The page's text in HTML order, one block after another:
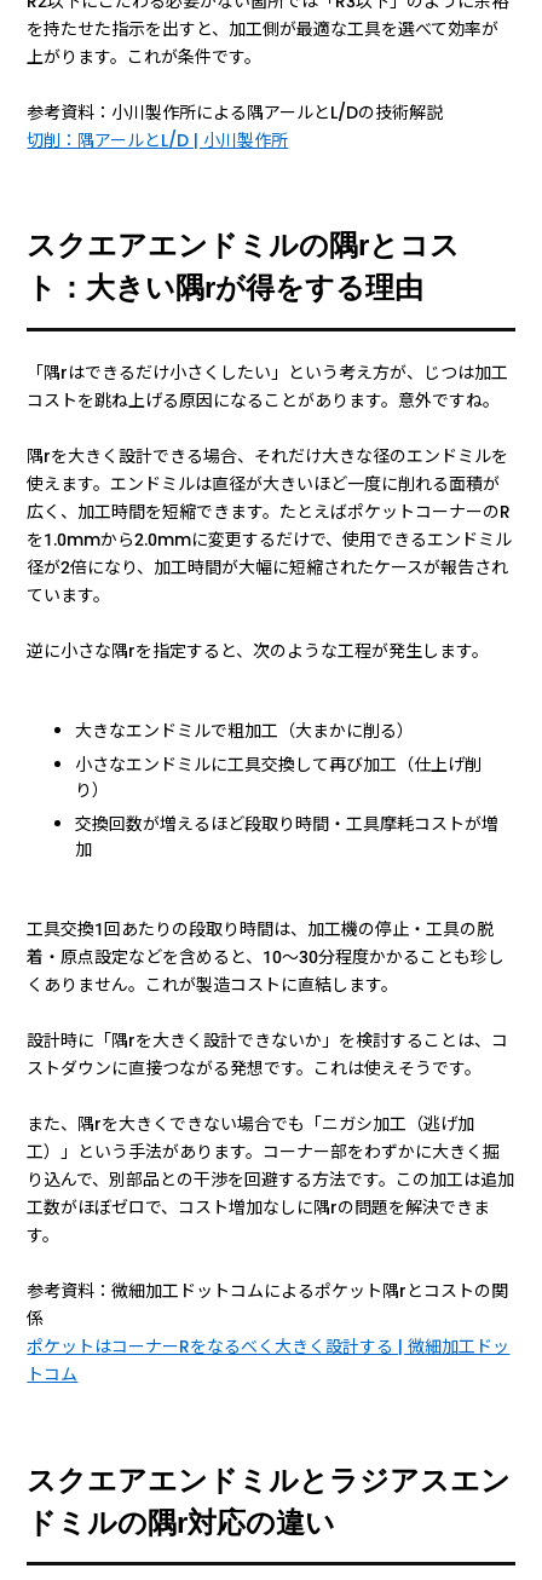
を持たせた指示を出すと、加工側が最適な工具を選べて効率が
上がります。これが条件です。
参考資料：小川製作所による隅アールとL/Dの技術解説
切削：隅アールとL/D | 小川製作所
スクエアエンドミルの隅rとコス
ト：大きい隅rが得をする理由
「隅rはできるだけ小さくしたい」という考え方が、じつは加工
コストを跳ね上げる原因になることがあります。意外ですね。
隅rを大きく設計できる場合、それだけ大きな径のエンドミルを
使えます。エンドミルは直径が大きいほど一度に削れる面積が
広く、加工時間を短縮できます。たとえばポケットコーナーのR
を1.0mmから2.0mmに変更するだけで、使用できるエンドミル
径が2倍になり、加工時間が大幅に短縮されたケースが報告され
ています。
逆に小さな隅rを指定すると、次のような工程が発生します。
大きなエンドミルで粗加工（大まかに削る）
小さなエンドミルに工具交換して再び加工（仕上げ削
り）
交換回数が増えるほど段取り時間・工具摩耗コストが増
加
工具交換1回あたりの段取り時間は、加工機の停止・工具の脱
着・原点設定などを含めると、10〜30分程度かかることも珍し
くありません。これが製造コストに直結します。
設計時に「隅rを大きく設計できないか」を検討することは、コ
ストダウンに直接つながる発想です。これは使えそうです。
また、隅rを大きくできない場合でも「ニガシ加工（逃げ加
工）」という手法があります。コーナー部をわずかに大きく掘
り込んで、別部品との干渉を回避する方法です。この加工は追加
工数がほぼゼロで、コスト増加なしに隅rの問題を解決できま
す。
参考資料：微細加工ドットコムによるポケット隅rとコストの関
係
ポケットはコーナーRをなるべく大きく設計する | 微細加工ドッ
トコム
スクエアエンドミルとラジアスエン
ドミルの隅r対応の違い